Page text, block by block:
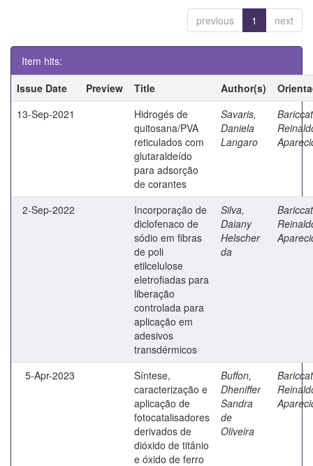
previous 1 next
Item hits:
Issue Date
Preview Title Author(s)
13-Sep-2021
Hidrogés de
quitosana/PVA
reticulados com
glutaraldeído
para adsorção
de corantes
Savaris,
Daniela
Langaro
2-Sep-2022
Incorporação de
diclofenaco de
sódio em fibras
de poli
etilcelulose
eletrofiadas para
liberação
controlada para
aplicação em
adesivos
transdérmicos
Silva,
Daiany
Helscher
da
5-Apr-2023
Síntese,
caracterização e
aplicação de
fotocatalisadores
derivados de
dióxido de titânio
e óxido de ferro
Buffon,
Dheniffer
Sandra
de
Oliveira